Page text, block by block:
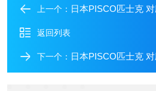
上一个： 日本PISCO匹士克
返回列表
下一个： 日本PISCO匹士克 对